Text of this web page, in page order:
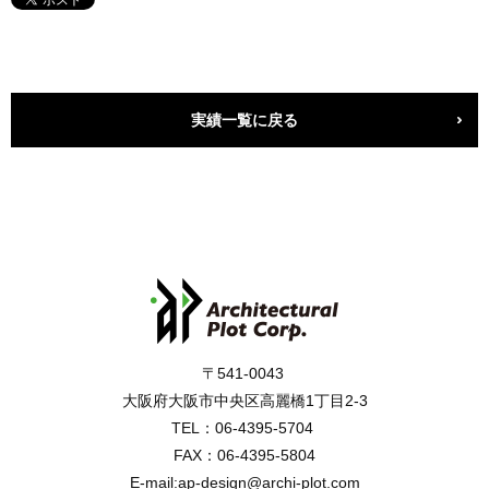
実績一覧に戻る
〒541-0043
大阪府大阪市中央区高麗橋1丁目2-3
TEL：06-4395-5704
FAX：06-4395-5804
E-mail:ap-design@archi-plot.com